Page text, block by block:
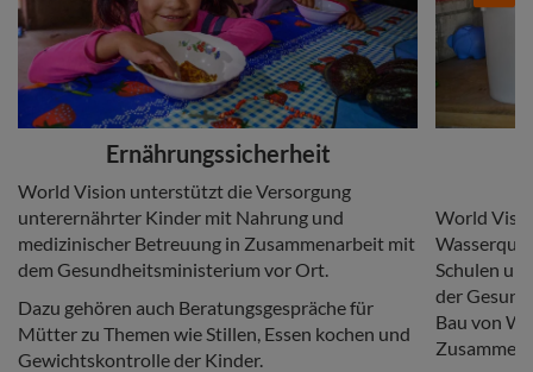
HeadlineErnährungssicherheit
Copy
World Vision unterstützt die Versorgung
unterernährter Kinder mit Nahrung und
medizinischer Betreuung in Zusammenarbeit mit
dem Gesundheitsministerium vor Ort.
Dazu gehören auch Beratungsgespräche für
Mütter zu Themen wie Stillen, Essen kochen und
Gewichtskontrolle der Kinder.
Copy
World
Schulen
der
Bau von